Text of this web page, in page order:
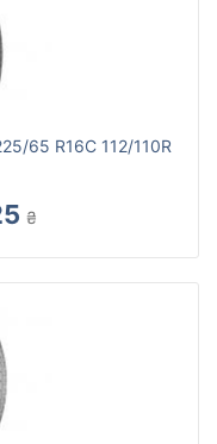
65 R16C 112/110R
₴